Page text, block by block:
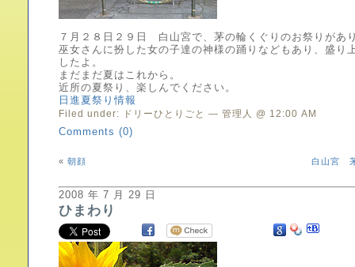
７月２８日２９日 白山宮で、茅の輪くぐりのお祭りがあ
巫女さんに扮した女の子達の神様の踊りなどもあり、盛り
したよ。
まだまだ夏はこれから。
近所の夏祭り、楽しんでください。
日進夏祭り情報
Filed under:
ドリーひとりごと — 管理人 @ 12:00 AM
Comments (0)
« 朝顔 白山宮
2008 年 7 月 29 日
ひまわり